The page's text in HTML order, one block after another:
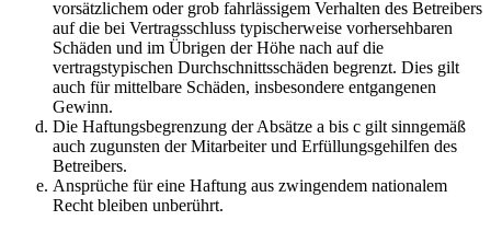
vorsätzlichem oder grob fahrlässigem Verhalten des Betreibers
auf die bei Vertragsschluss typischerweise vorhersehbaren
Schäden und im Übrigen der Höhe nach auf die
vertragstypischen Durchschnittsschäden begrenzt. Dies gilt
auch für mittelbare Schäden, insbesondere entgangenen
Gewinn.
Die Haftungsbegrenzung der Absätze a bis c gilt sinngemäß
auch zugunsten der Mitarbeiter und Erfüllungsgehilfen des
Betreibers.
Ansprüche für eine Haftung aus zwingendem nationalem
Recht bleiben unberührt.